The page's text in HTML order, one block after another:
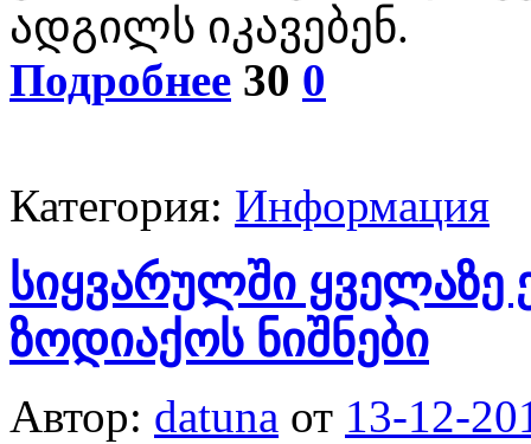
ადგილს იკავებენ.
Подробнее 30 0
Категория: Информация
სიყვარულში ყველაზე
ზოდიაქოს ნიშნები
Автор: datuna от 13-12-